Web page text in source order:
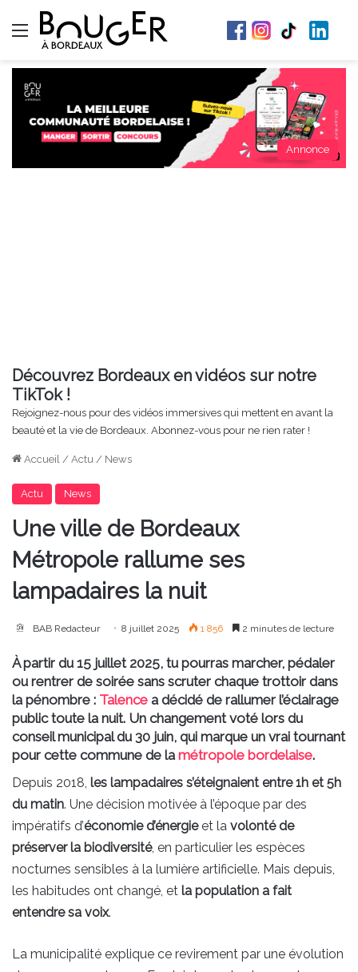
Menu
Annonce
Découvrez Bordeaux en vidéos sur notre
TikTok !
Rejoignez-nous pour des vidéos immersives qui mettent en avant la
beauté et la vie de Bordeaux. Abonnez-vous pour ne rien rater !
Accueil / Actu / News
Actu News
Une ville de Bordeaux
Métropole rallume ses
lampadaires la nuit
BAB Redacteur 8 juillet 2025 1 856 2 minutes de lecture
À partir du 15 juillet 2025, tu pourras marcher, pédaler
ou rentrer de soirée sans scruter chaque trottoir dans
la pénombre : Talence a décidé de rallumer l’éclairage
public toute la nuit. Un changement voté lors du
conseil municipal du 30 juin, qui marque un vrai tournant
pour cette commune de la métropole bordelaise.
Depuis 2018, les lampadaires s’éteignaient entre 1h et 5h
du matin. Une décision motivée à l’époque par des
impératifs d’économie d’énergieet la volonté de
préserver la biodiversité, en particulier les espèces
nocturnes sensibles à la lumière artificielle. Mais depuis,
les habitudes ont changé, et la population a fait
entendre sa voix.
La municipalité explique ce revirement par une évolution